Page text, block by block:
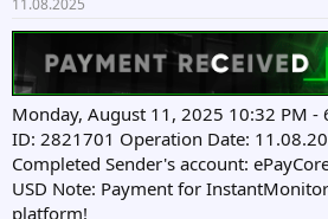
Monday, August 11, 2025 10:32 PM -
ID: 2821701 Operation Date:
Completed Sender's account:
USD Note: Payment for
platform!